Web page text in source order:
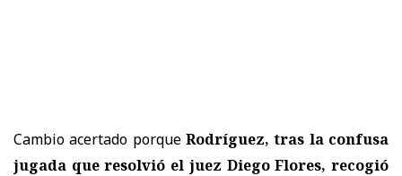
Cambio acertado porque Rodríguez, tras la confusa
jugada que resolvió el juez Diego Flores, recogió